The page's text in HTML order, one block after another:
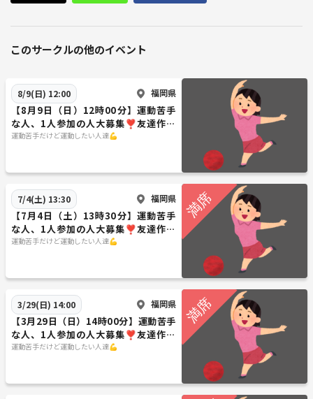
このサークルの他のイベント
8/9(日) 12:00 福岡県
【8月9日（日）12時00分】運動苦手
な人、1人参加の人大募集❣️友達作り
ボーリング会🎳
運動苦手だけど運動したい人達💪
7/4(土) 13:30 福岡県
【7月4日（土）13時30分】運動苦手
な人、1人参加の人大募集❣️友達作り
ボーリング会🎳
運動苦手だけど運動したい人達💪
3/29(日) 14:00 福岡県
【3月29日（日）14時00分】運動苦手
な人、1人参加の人大募集❣️友達作り
ボーリング会🎳
運動苦手だけど運動したい人達💪